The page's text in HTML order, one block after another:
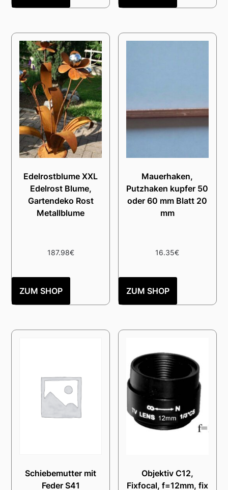
Edelrostblume XXL
Edelrost Blume,
Gartendeko Rost
Metallblume
187.98€
ZUM SHOP
Mauerhaken,
Putzhaken kupfer 50
oder 60 mm Blatt 20
mm
16.35€
ZUM SHOP
Schiebemutter mit
Feder S41
Objektiv C12,
Fixfocal, f=12mm, fix